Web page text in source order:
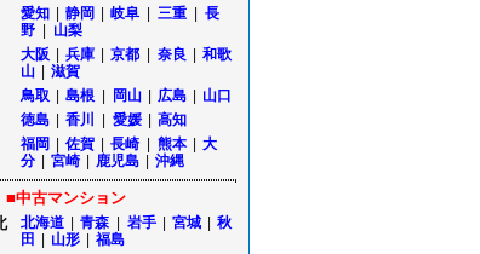
愛知 静岡 岐阜 三重
長
野
山梨
大阪 兵庫 京都 奈良
和歌
山
滋賀
鳥取 島根 岡山 広島 山口
徳島 香川 愛媛 高知
福岡 佐賀 長崎 熊本
大
分
宮崎 鹿児島 沖縄
■中古マンション
北海道 青森 岩手 宮城
秋
田
山形 福島